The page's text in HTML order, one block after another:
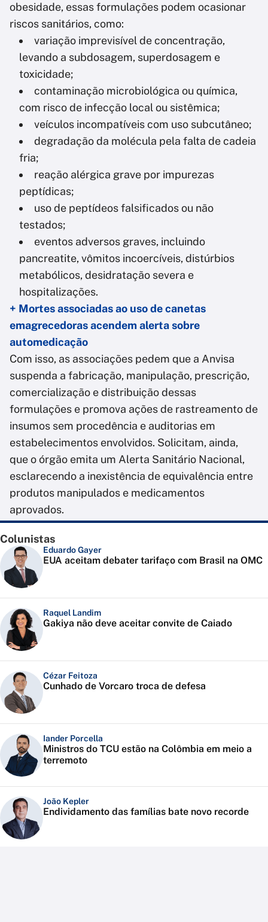
obesidade, essas formulações podem ocasionar
riscos sanitários, como:
variação imprevisível de concentração,
levando a subdosagem, superdosagem e
toxicidade;
contaminação microbiológica ou química,
com risco de infecção local ou sistêmica;
veículos incompatíveis com uso subcutâneo;
degradação da molécula pela falta de cadeia
fria;
reação alérgica grave por impurezas
peptídicas;
uso de peptídeos falsificados ou não
testados;
eventos adversos graves, incluindo
pancreatite, vômitos incoercíveis, distúrbios
metabólicos, desidratação severa e
hospitalizações.
+ Mortes associadas ao uso de canetas
emagrecedoras acendem alerta sobre
automedicação
Com isso, as associações pedem que a Anvisa
suspenda a fabricação, manipulação, prescrição,
comercialização e distribuição dessas
formulações e promova ações de rastreamento de
insumos sem procedência e auditorias em
estabelecimentos envolvidos. Solicitam, ainda,
que o órgão emita um Alerta Sanitário Nacional,
esclarecendo a inexistência de equivalência entre
produtos manipulados e medicamentos
aprovados.
Colunistas
Eduardo Gayer
EUA aceitam debater tarifaço com Brasil na OMC
Raquel Landim
Gakiya não deve aceitar convite de Caiado
Cézar Feitoza
Cunhado de Vorcaro troca de defesa
Iander Porcella
Ministros do TCU estão na Colômbia em meio a
terremoto
João Kepler
Endividamento das famílias bate novo recorde